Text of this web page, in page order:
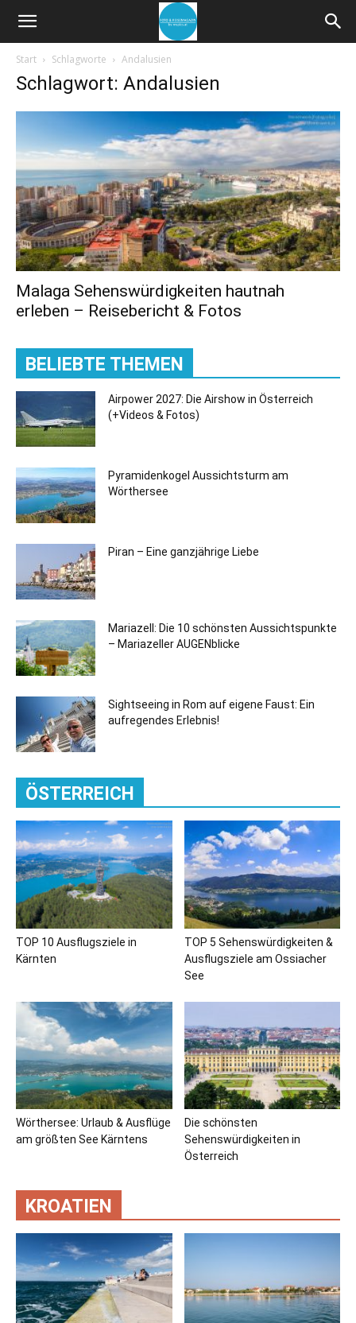
Start Schlagworte Andalusien
Schlagwort: Andalusien
Malaga Sehenswürdigkeiten hautnah
erleben – Reisebericht & Fotos
BELIEBTE THEMEN
Airpower 2027: Die Airshow in Österreich
(+Videos & Fotos)
Pyramidenkogel Aussichtsturm am
Wörthersee
Piran – Eine ganzjährige Liebe
Mariazell: Die 10 schönsten Aussichtspunkte
– Mariazeller AUGENblicke
Sightseeing in Rom auf eigene Faust: Ein
aufregendes Erlebnis!
ÖSTERREICH
TOP 10 Ausflugsziele in
Kärnten
TOP 5 Sehenswürdigkeiten &
Ausflugsziele am Ossiacher
See
Wörthersee: Urlaub & Ausflüge
am größten See Kärntens
Die schönsten
Sehenswürdigkeiten in
Österreich
KROATIEN